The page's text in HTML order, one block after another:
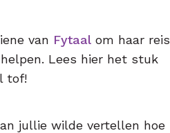
van Fytaal om haar reis
Lees hier het stuk
tof!
jullie wilde vertellen hoe